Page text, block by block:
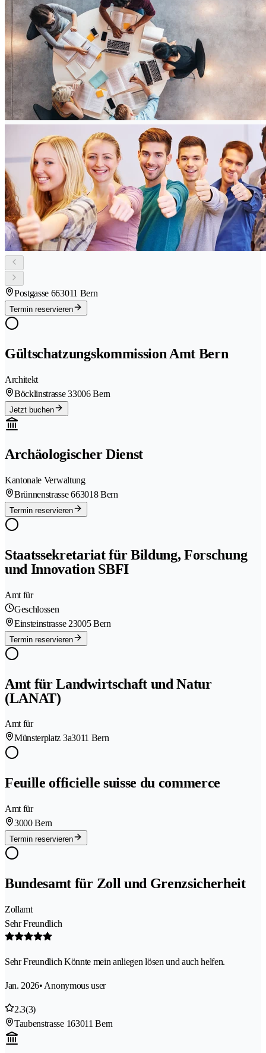
Postgasse 663011 Bern
Termin reservieren
Gültschatzungskommission Amt Bern
Architekt
Böcklinstrasse 33006 Bern
Jetzt buchen
Archäologischer Dienst
Kantonale Verwaltung
Brünnenstrasse 663018 Bern
Termin reservieren
Staatssekretariat für Bildung, Forschung
und Innovation SBFI
Amt für
Geschlossen
Einsteinstrasse 23005 Bern
Termin reservieren
Amt für Landwirtschaft und Natur
(LANAT)
Amt für
Münsterplatz 3a3011 Bern
Feuille officielle suisse du commerce
Amt für
3000 Bern
Termin reservieren
Bundesamt für Zoll und Grenzsicherheit
Zollamt
Sehr Freundlich
Sehr Freundlich Könnte mein anliegen lösen und auch helfen.
Jan. 2026• Anonymous user
2.3(3)
Taubenstrasse 163011 Bern